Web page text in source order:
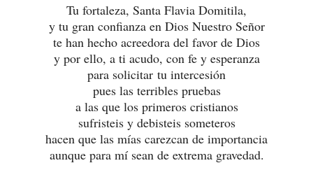
Tu fortaleza, Santa Flavia Domitila,
y tu gran confianza en Dios Nuestro Señor
te han hecho acreedora del favor de Dios
y por ello, a ti acudo, con fe y esperanza
para solicitar tu intercesión
pues las terribles pruebas
a las que los primeros cristianos
sufristeis y debisteis someteros
hacen que las mías carezcan de importancia
aunque para mí sean de extrema gravedad.